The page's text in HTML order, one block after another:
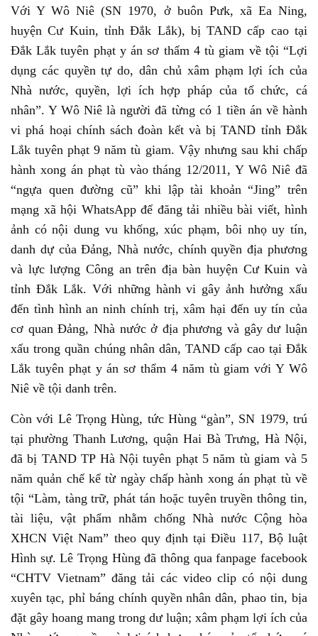
Với Y Wô Niê (SN 1970, ở buôn Pưk, xã Ea Ning,
huyện Cư Kuin, tỉnh Đắk Lắk), bị TAND cấp cao tại
Đắk Lắk tuyên phạt y án sơ thẩm 4 tù giam về tội “Lợi
dụng các quyền tự do, dân chủ xâm phạm lợi ích của
Nhà nước, quyền, lợi ích hợp pháp của tổ chức, cá
nhân”. Y Wô Niê là người đã từng có 1 tiền án về hành
vi phá hoại chính sách đoàn kết và bị TAND tỉnh Đắk
Lắk tuyên phạt 9 năm tù giam. Vậy nhưng sau khi chấp
hành xong án phạt tù vào tháng 12/2011, Y Wô Niê đã
“ngựa quen đường cũ” khi lập tài khoản “Jing” trên
mạng xã hội WhatsApp để đăng tải nhiều bài viết, hình
ảnh có nội dung vu khống, xúc phạm, bôi nhọ uy tín,
danh dự của Đảng, Nhà nước, chính quyền địa phương
và lực lượng Công an trên địa bàn huyện Cư Kuin và
tỉnh Đắk Lắk. Với những hành vi gây ảnh hưởng xấu
đến tình hình an ninh chính trị, xâm hại đến uy tín của
cơ quan Đảng, Nhà nước ở địa phương và gây dư luận
xấu trong quần chúng nhân dân, TAND cấp cao tại Đắk
Lắk tuyên phạt y án sơ thẩm 4 năm tù giam với Y Wô
Niê về tội danh trên.
Còn với Lê Trọng Hùng, tức Hùng “gàn”, SN 1979, trú
tại phường Thanh Lương, quận Hai Bà Trưng, Hà Nội,
đã bị TAND TP Hà Nội tuyên phạt 5 năm tù giam và 5
năm quản chế kể từ ngày chấp hành xong án phạt tù về
tội “Làm, tàng trữ, phát tán hoặc tuyên truyền thông tin,
tài liệu, vật phẩm nhằm chống Nhà nước Cộng hòa
XHCN Việt Nam” theo quy định tại Điều 117, Bộ luật
Hình sự. Lê Trọng Hùng đã thông qua fanpage facebook
“CHTV Vietnam” đăng tải các video clip có nội dung
xuyên tạc, phỉ báng chính quyền nhân dân, phao tin, bịa
đặt gây hoang mang trong dư luận; xâm phạm lợi ích của